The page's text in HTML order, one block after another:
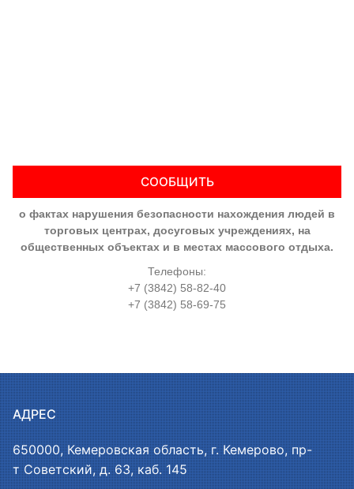
СООБЩИТЬ
о фактах нарушения безопасности нахождения людей в
торговых центрах, досуговых учреждениях, на
общественных объектах и в местах массового отдыха.
Телефоны:
+7 (3842) 58-82-40
+7 (3842) 58-69-75
АДРЕС
650000, Кемеровская область, г. Кемерово, пр-
т Советский, д. 63, каб. 145